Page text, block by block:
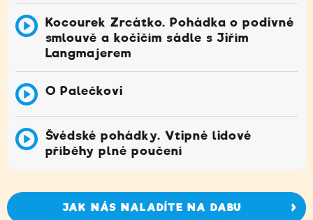
Kocourek Zrcátko. Pohádka o podivné
smlouvě a kočičím sádle s Jiřím
Langmajerem
O Palečkovi
Švédské pohádky. Vtipné lidové
příběhy plné poučení
JAK NÁS NALADÍTE NA DABU